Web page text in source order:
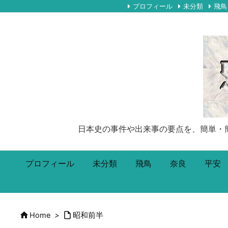
日本史の事件や出来事の要点を、簡単
プロフィール 未分類 飛鳥 奈良 平安
プロフィール 未分類 飛鳥
 Home >  昭和前半